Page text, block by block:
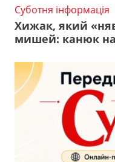
Суботня інформація
Хижак, який
мишей: канюк